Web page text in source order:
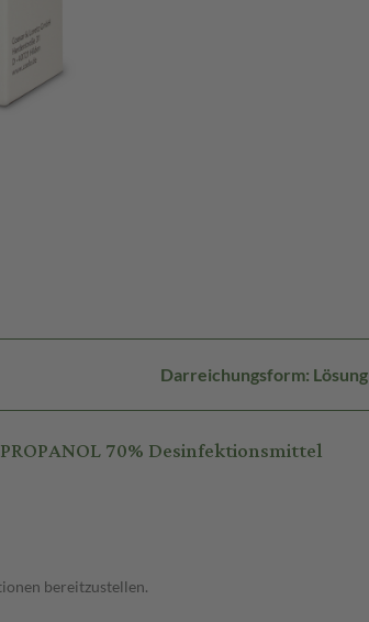
Darreichungsform: Lösung
70% Desinfektionsmittel
bereitzustellen.